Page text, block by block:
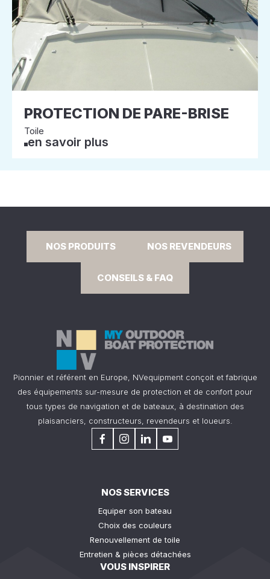
PROTECTION DE PARE-BRISE
Toile
en savoir plus
NOS PRODUITS NOS REVENDEURS
CONSEILS & FAQ
Pionnier et référent en Europe, NVequipment conçoit et fabrique
des équipements sur-mesure de protection et de confort pour
tous types de navigation et de bateaux, à destination des
plaisanciers, constructeurs, revendeurs et loueurs.
NOS SERVICES
Equiper son bateau
Choix des couleurs
Renouvellement de toile
Entretien & pièces détachées
VOUS INSPIRER